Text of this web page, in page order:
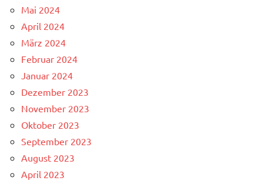
Mai 2024
April 2024
März 2024
Februar 2024
Januar 2024
Dezember 2023
November 2023
Oktober 2023
September 2023
August 2023
April 2023